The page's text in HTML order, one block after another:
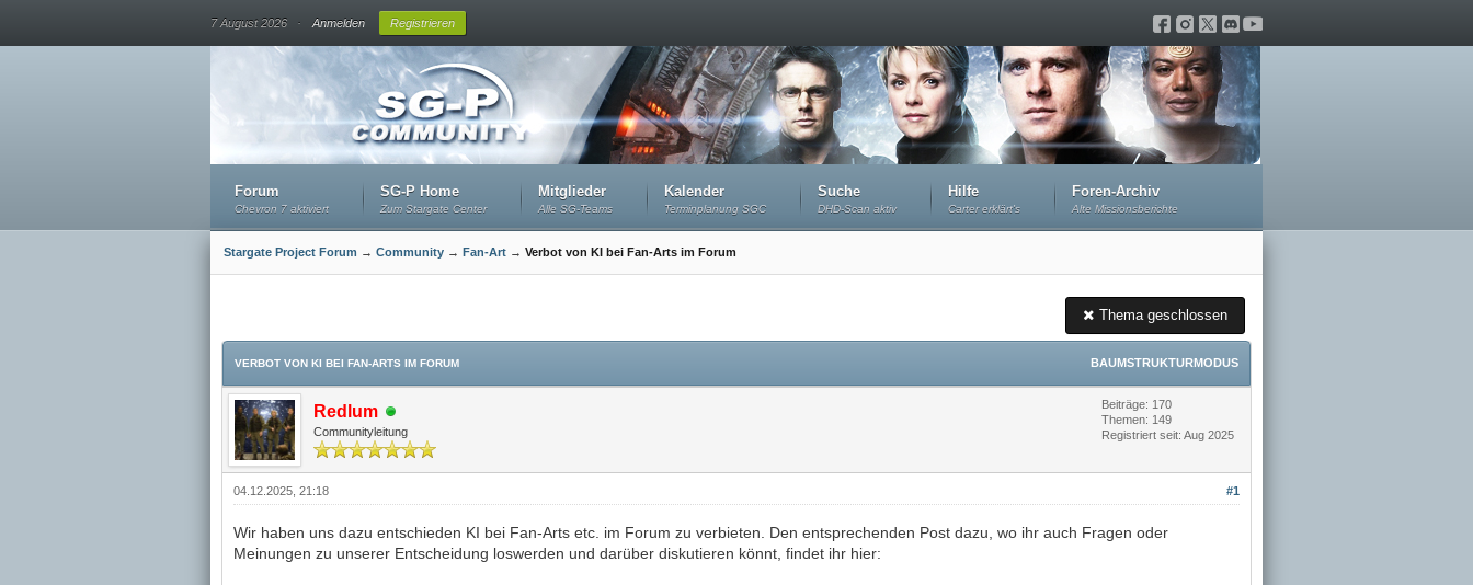
7 August 2026 . Anmelden Registrieren
Forum
Chevron 7 aktiviert
SG-P Home
Zum Stargate Center
Mitglieder
Alle SG-Teams
Kalender
Terminplanung SGC
Suche
DHD-Scan aktiv
Hilfe
Carter erklärt's
Foren-Archiv
Alte Missionsberichte
Stargate Project Forum → Community → Fan-Art → Verbot von KI bei Fan-Arts im Forum
Thema geschlossen
BAUMSTRUKTURMODUS
VERBOT VON KI BEI FAN-ARTS IM FORUM
Redlum
Communityleitung
Beiträge: 170
Themen: 149
Registriert seit: Aug 2025
#1
04.12.2025, 21:18
Wir haben uns dazu entschieden KI bei Fan-Arts etc. im Forum zu verbieten. Den entsprechenden Post dazu, wo ihr auch Fragen oder
Meinungen zu unserer Entscheidung loswerden und darüber diskutieren könnt, findet ihr hier: